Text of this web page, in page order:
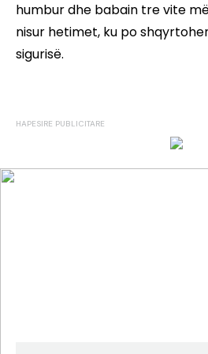
humbur dhe babain tre vite
nisur hetimet, ku po
sigurisë.